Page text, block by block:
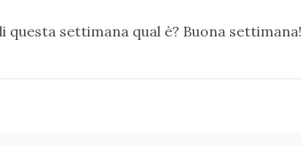
questa settimana qual è? Buona settimana!